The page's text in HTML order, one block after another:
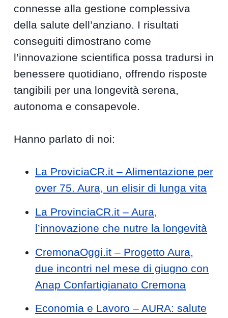
connesse alla gestione complessiva
della salute dell’anziano. I risultati
conseguiti dimostrano come
l’innovazione scientifica possa tradursi in
benessere quotidiano, offrendo risposte
tangibili per una longevità serena,
autonoma e consapevole.
Hanno parlato di noi:
La ProviciaCR.it – Alimentazione per
over 75. Aura, un elisir di lunga vita
La ProvinciaCR.it – Aura,
l’innovazione che nutre la longevità
CremonaOggi.it – Progetto Aura,
due incontri nel mese di giugno con
Anap Confartigianato Cremona
Economia e Lavoro – AURA: salute